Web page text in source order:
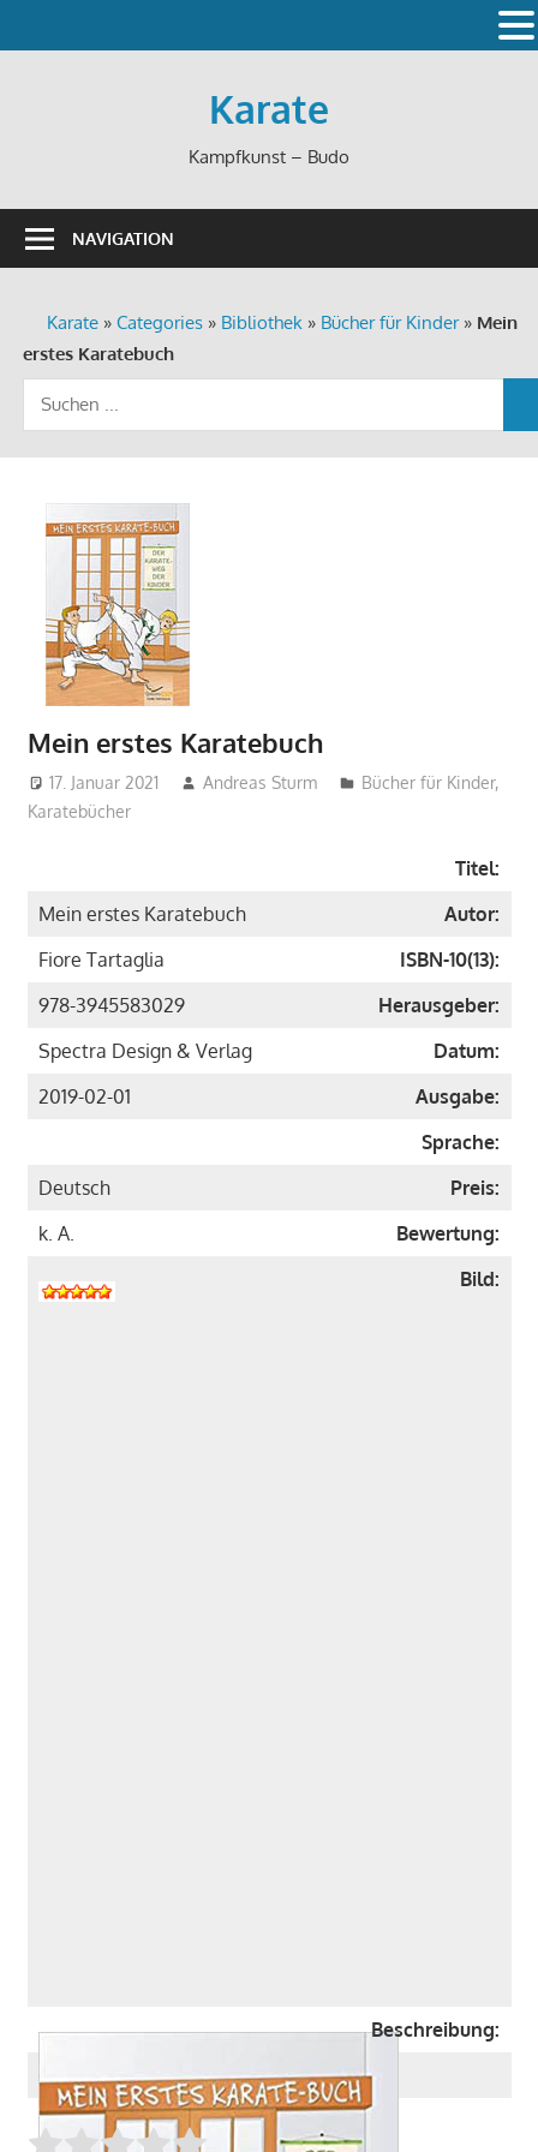
Karate
Kampfkunst – Budo
NAVIGATION
Karate» Categories» Bibliothek » Bücher für Kinder» Mein
erstes Karatebuch
Suchen
Mein erstes Karatebuch
17. Januar 2021 Andreas Sturm Bücher für Kinder,
Karatebücher
Titel:
Mein erstes Karatebuch
Autor:
Fiore Tartaglia
ISBN-10(13):
978-3945583029
Herausgeber:
Spectra Design & Verlag
Datum:
2019-02-01
Ausgabe:
Sprache:
Deutsch
Preis:
k. A.
Bewertung:
Bild:
Beschreibung: